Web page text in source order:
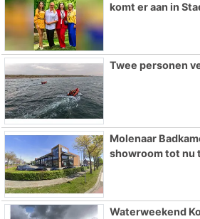
komt er aan in
Twee personen
Molenaar
showroom tot nu
Waterweekend